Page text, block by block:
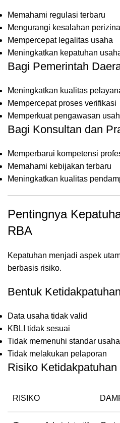
Memahami regulasi terbaru
Mengurangi kesalahan
Mempercepat legalitas usaha
Meningkatkan kepatuhan
Bagi Pemerintah
Meningkatkan kualitas
Mempercepat proses verifikasi
Memperkuat pengawasan
Bagi Konsultan dan
Memperbarui kompetensi
Memahami kebijakan terbaru
Meningkatkan kualitas
Pentingnya
RBA
Kepatuhan menjadi aspek
berbasis risiko.
Bentuk
Data usaha tidak valid
KBLI tidak sesuai
Tidak memenuhi standar usaha
Tidak melakukan pelaporan
Risiko Ketidakpatuhan
RISIKO